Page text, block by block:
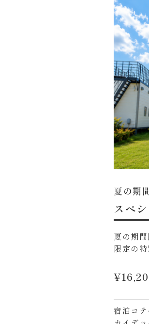
夏の期
スペ
夏の期
限定の特
宿泊コ